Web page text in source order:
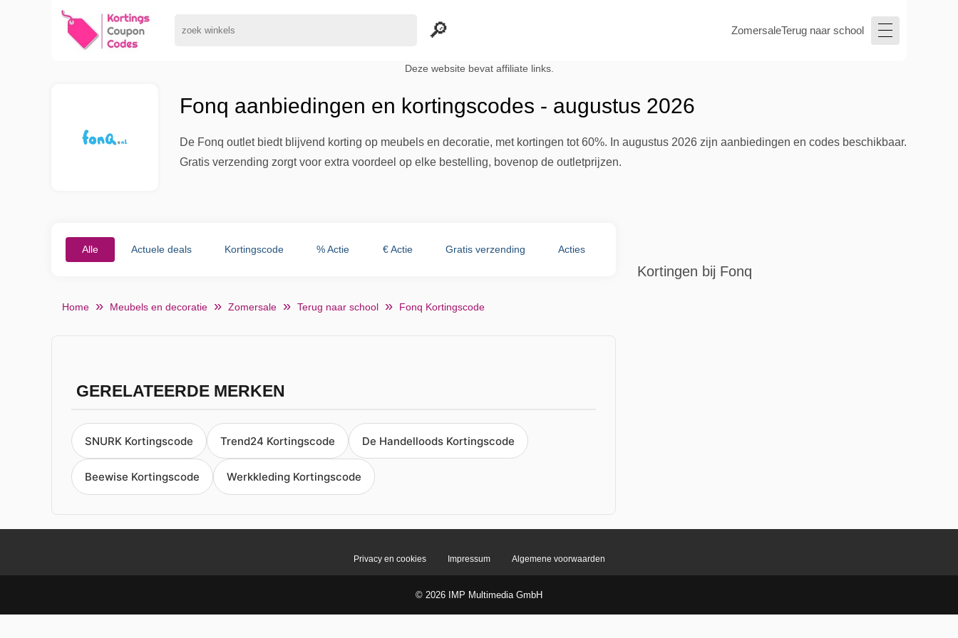
ZomersaleTerug naar school
Deze website bevat affiliate links.
Fonq aanbiedingen en kortingscodes - augustus 2026
De Fonq outlet biedt blijvend korting op meubels en decoratie, met kortingen tot 60%. In augustus 2026 zijn aanbiedingen en codes beschikbaar.
Gratis verzending zorgt voor extra voordeel op elke bestelling, bovenop de outletprijzen.
Alle Actuele deals Kortingscode % Actie € Actie Gratis verzending Acties
Home Meubels en decoratie Zomersale Terug naar school Fonq Kortingscode
GERELATEERDE MERKEN
SNURK Kortingscode Trend24 Kortingscode De Handelloods Kortingscode
Beewise Kortingscode Werkkleding Kortingscode
Kortingen bij Fonq
Privacy en cookies Impressum Algemene voorwaarden
© 2026 IMP Multimedia GmbH